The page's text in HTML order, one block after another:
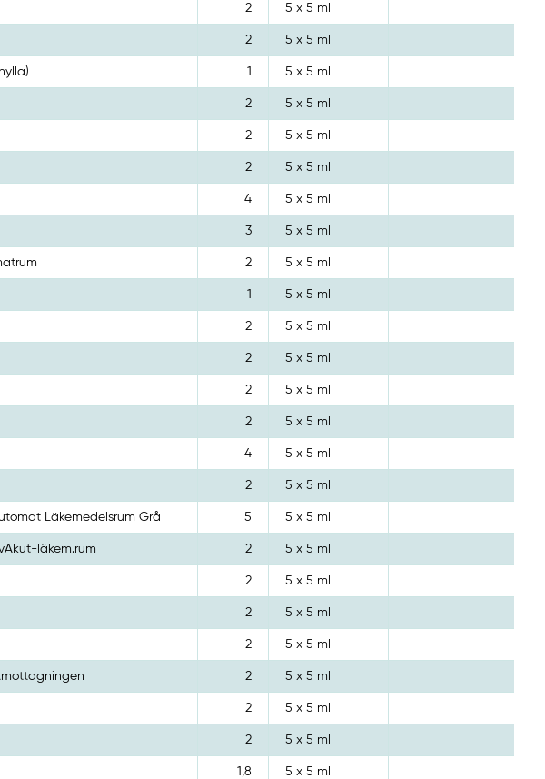
2 5 x 5 ml
2 5 x 5 ml
1 5 x 5 ml
2 5 x 5 ml
2 5 x 5 ml
2 5 x 5 ml
4 5 x 5 ml
3 5 x 5 ml
2 5 x 5 ml
1 5 x 5 ml
2 5 x 5 ml
2 5 x 5 ml
2 5 x 5 ml
2 5 x 5 ml
4 5 x 5 ml
2 5 x 5 ml
Läkemedelsrum Grå 5 5 x 5 ml
läkem.rum 2 5 x 5 ml
2 5 x 5 ml
2 5 x 5 ml
2 5 x 5 ml
2 5 x 5 ml
2 5 x 5 ml
2 5 x 5 ml
1,8 5 x 5 ml